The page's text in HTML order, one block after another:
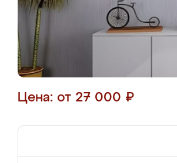
Цена: от 27 000 ₽